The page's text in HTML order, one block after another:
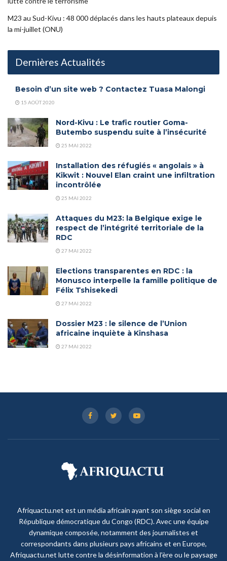
M23 au Sud-Kivu : 48 000 déplacés dans les hauts plateaux depuis
la mi-juillet (ONU)
Dernières Actualités
Besoin d’un site web ? Contactez Tuasa Malongi
15 AOÛT 2020
Nord-Kivu : Le trafic routier Goma-
Butembo suspendu suite à l’insécurité
25 MAI 2022
Installation des réfugiés « angolais » à
Kikwit : Nouvel Elan craint une infiltration
incontrôlée
25 MAI 2022
Attaques du M23: la Belgique exige le
respect de l’intégrité territoriale de la
RDC
27 MAI 2022
Elections transparentes en RDC : la
Monusco interpelle la famille politique de
Félix Tshisekedi
27 MAI 2022
Dossier M23 : le silence de l’Union
africaine inquiète à Kinshasa
27 MAI 2022
Afriquactu.net est un média africain ayant son siège social en
République démocratique du Congo (RDC). Avec une équipe
dynamique composée, notamment des journalistes et
correspondants dans plusieurs pays africains et en Europe,
Afriquactu.net lutte contre la désinformation à l'ère ou le paysage